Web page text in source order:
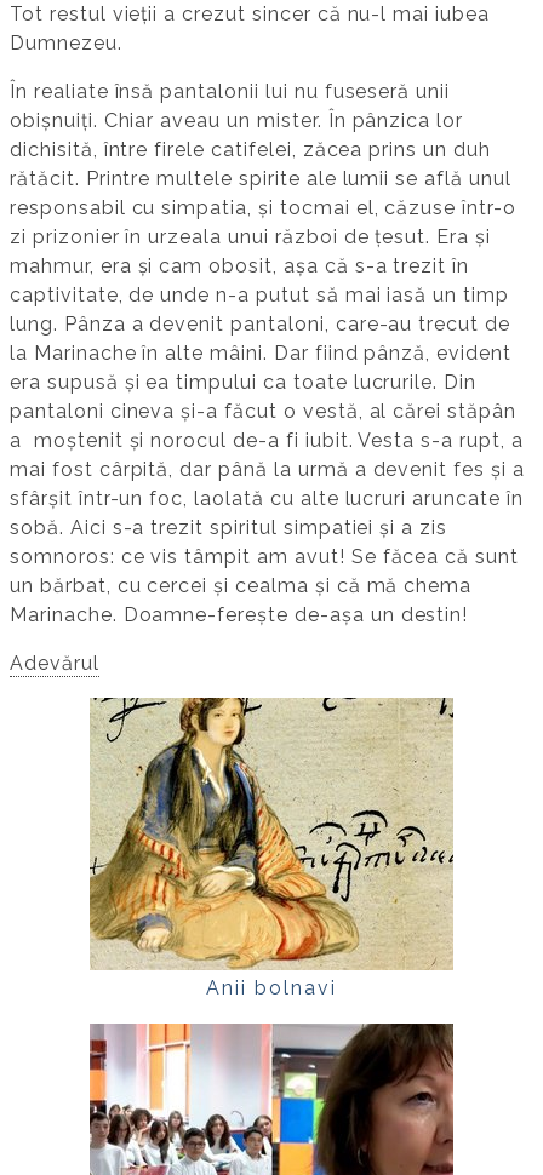
Tot restul vieții a crezut sincer că nu-l mai iubea
Dumnezeu.
În realiate însă pantalonii lui nu fuseseră unii
obișnuiți. Chiar aveau un mister. În pânzica lor
dichisită, între firele catifelei, zăcea prins un duh
rătăcit. Printre multele spirite ale lumii se află unul
responsabil cu simpatia, și tocmai el, căzuse într-o
zi prizonier în urzeala unui război de țesut. Era și
mahmur, era și cam obosit, așa că s-a trezit în
captivitate, de unde n-a putut să mai iasă un timp
lung. Pânza a devenit pantaloni, care-au trecut de
la Marinache în alte mâini. Dar fiind pânză, evident
era supusă și ea timpului ca toate lucrurile. Din
pantaloni cineva și-a făcut o vestă, al cărei stăpân
a moștenit și norocul de-a fi iubit. Vesta s-a rupt, a
mai fost cârpită, dar până la urmă a devenit fes și a
sfârșit într-un foc, laolată cu alte lucruri aruncate în
sobă. Aici s-a trezit spiritul simpatiei și a zis
somnoros: ce vis tâmpit am avut! Se făcea că sunt
un bărbat, cu cercei și cealma și că mă chema
Marinache. Doamne-ferește de-așa un destin!
Adevărul
Anii bolnavi